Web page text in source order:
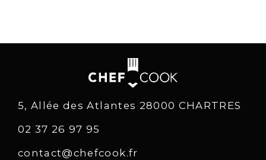
5, Allée des Atlantes 28000 CHARTRES
02 37 26 97 95
contact@chefcook.fr